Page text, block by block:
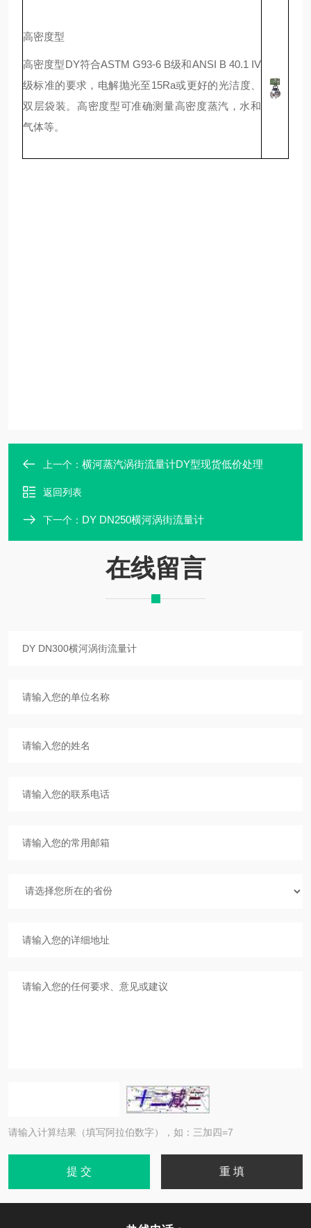
高密度型
高密度型DY符合ASTM G93-6 B级和ANSI B 40.1 IV
级标准的要求，电解抛光至15Ra或更好的光洁度、
双层袋装。高密度型可准确测量高密度蒸汽，水和
气体等。
上一个： 横河蒸汽涡街流量计DY型现货低价处理
返回列表
下一个： DY DN250横河涡街流量计
在线留言
请输入计算结果（填写阿拉伯数字），如：三加四=7